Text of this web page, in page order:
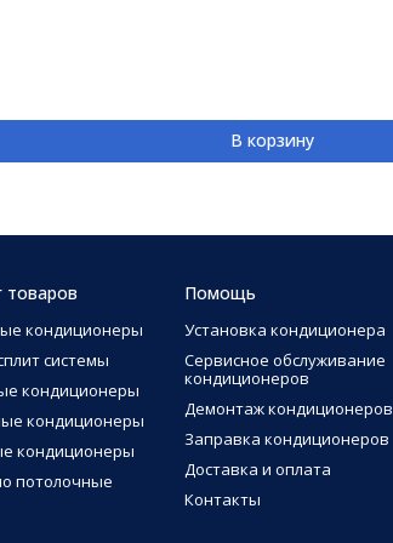
В корзину
товаров
кондиционеры
системы
кондиционеры
кондиционеры
кондиционеры
потолочные
Помощь
Установка кондиционера
Сервисное обслуживание
кондиционеров
Демонтаж кондиционеров
Заправка кондиционеров
Доставка и оплата
Контакты